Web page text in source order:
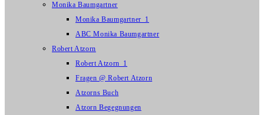
Monika Baumgartner
Monika Baumgartner_1
ABC Monika Baumgartner
Robert Atzorn
Robert Atzorn_1
Fragen @ Robert Atzorn
Atzorns Buch
Atzorn Begegnungen